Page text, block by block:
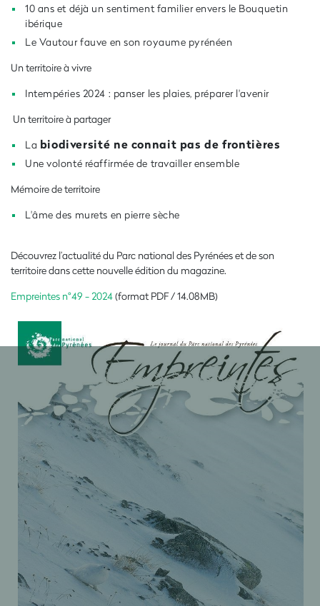
10 ans et déjà un sentiment familier envers le Bouquetin
ibérique
Le Vautour fauve en son royaume pyrénéen
Un territoire à vivre
Intempéries 2024 : panser les plaies, préparer l'avenir
Un territoire à partager
La biodiversité ne connait pas de frontières
Une volonté réaffirmée de travailler ensemble
Mémoire de territoire
L'âme des murets en pierre sèche
Découvrez l’actualité du Parc national des Pyrénées et de son
territoire dans cette nouvelle édition du magazine.
Empreintes n°49 - 2024(format PDF / 14.08MB)